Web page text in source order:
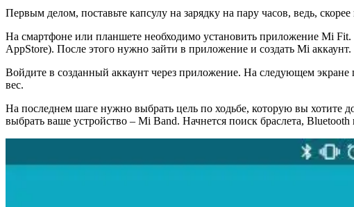
Первым делом, поставьте капсулу на зарядку на пару часов, ведь,
На смартфоне или планшете необходимо установить приложение Mi
AppStore). После этого нужно зайти в приложение и создать Mi
Войдите в созданный аккаунт через приложение. На следующем
вес.
На последнем шаге нужно выбрать цель по ходьбе, которую вы хотите
выбрать ваше устройство – Mi Band. Начнется поиск браслета,